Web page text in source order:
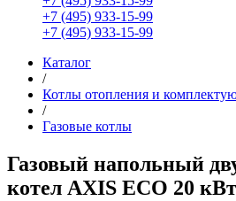
+7 (495) 933-15-99
+7 (495) 933-15-99
Каталог
/
Котлы отопления и
/
Газовые котлы
Газовый напольный
котел AXIS ECO 20